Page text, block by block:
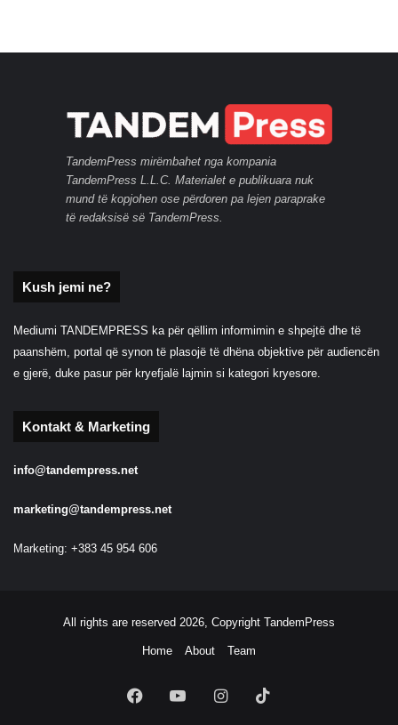
TandemPress mirëmbahet nga kompania
TandemPress L.L.C. Materialet e publikuara nuk
mund të kopjohen ose përdoren pa lejen paraprake
të redaksisë së TandemPress.
Kush jemi ne?
Mediumi TANDEMPRESS ka për qëllim informimin e shpejtë dhe të
paanshëm, portal që synon të plasojë të dhëna objektive për audiencën
e gjerë, duke pasur për kryefjalë lajmin si kategori kryesore.
Kontakt & Marketing
info@tandempress.net
marketing@tandempress.net
Marketing: +383 45 954 606
All rights are reserved 2026, Copyright TandemPress
Home About Team
FacebookYouTubeInstagram